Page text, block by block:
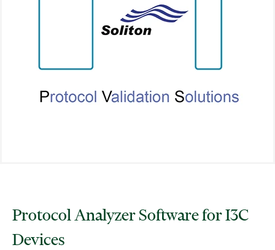
Protocol Analyzer Software for I3C
Devices